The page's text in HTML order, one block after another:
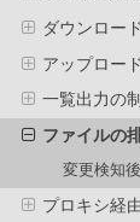
ダウンロー
アップロー
一覧出力の
ファイルの
変更検知
プロキシ経